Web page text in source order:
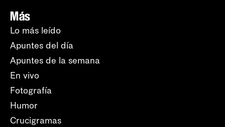
Más
Lo más leído
Apuntes del día
Apuntes de la semana
En vivo
Fotografía
Humor
Crucigramas